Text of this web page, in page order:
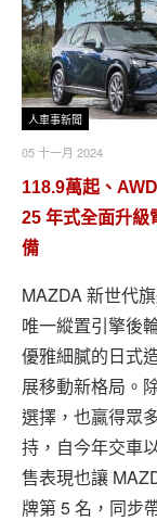
汽車改裝
輪胎特區
促銷訊息
人車軼事
試車報導
專題報導
車型比拼
兩輪世界
人車事新聞
05 十一月 2024
118.9萬起、
25 年式全面升級
備
MAZDA 新世代
唯一縱置引擎後
優雅細膩的日式
展移動新格局。
選擇，也贏得眾
持，自今年交車
售表現也讓
牌第 5 名，同步